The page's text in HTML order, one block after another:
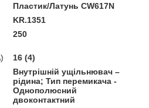
Пластик/Латунь CW617N
KR.1351
250
16 (4)
Внутрішній ущільнювач –
рідина; Тип перемикача -
Однополюсний
двоконтактний